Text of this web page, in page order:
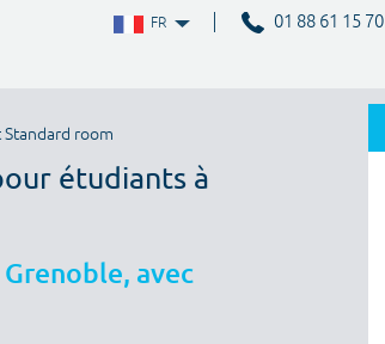
FR 01 88 61 15 70
room
étudiants à
avec